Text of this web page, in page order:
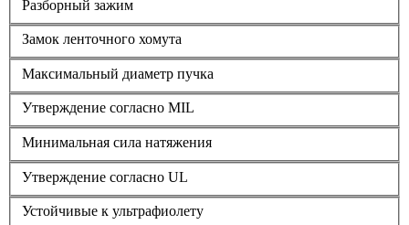
Разборный зажим
Замок ленточного хомута
Максимальный диаметр пучка
Утверждение согласно MIL
Минимальная сила натяжения
Утверждение согласно UL
Устойчивые к ультрафиолету